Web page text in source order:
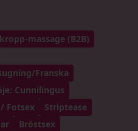
massage (B2B)
Franska
Cunnilingus
Fotsex
Striptease
Bröstsex